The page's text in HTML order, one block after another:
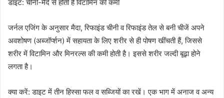
डाइट: चीनी-मैदे से होती है विटामिन की कमी
जर्नल एजिंग के अनुसार मैदा, रिफाइंड चीनी व रिफाइंड तेल से बनी चीजें अपने
अवशोषण (अब्जॉर्प्शन) में सहायता के लिए शरीर से ही पोषण खींचती हैं, जिससे
शरीर में विटामिन और मिनरल्स की कमी होती है। इससे शरीर जल्दी बूढ़ा होने
लगता है।
क्या करें: डाइट में तीन हिस्सा फल व सब्जियों का रखें। एक भाग में अनाज व अन्य